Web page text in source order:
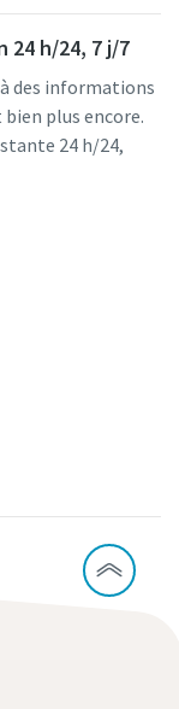
24 h/24, 7 j/7
des informations
plus encore.
24 h/24,